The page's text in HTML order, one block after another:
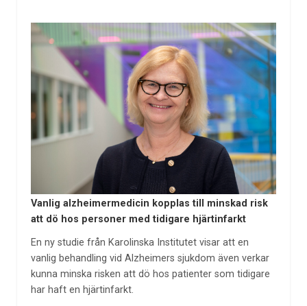
Vanlig alzheimermedicin kopplas till minskad risk
att dö hos personer med tidigare hjärtinfarkt
En ny studie från Karolinska Institutet visar att en
vanlig behandling vid Alzheimers sjukdom även verkar
kunna minska risken att dö hos patienter som tidigare
har haft en hjärtinfarkt.